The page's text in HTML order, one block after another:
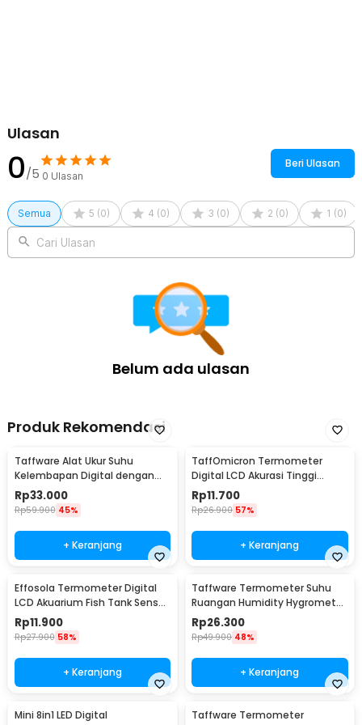
Ulasan
0/5 0 Ulasan
Beri Ulasan
Semua 5 (0) 4 (0) 3 (0) 2 (0) 1 (0)
Cari Ulasan
Belum ada ulasan
Produk Rekomendasi
Taffware Alat Ukur Suhu
Kelembapan Digital dengan
Jam Alarm Kalender - HTC-2
Rp33.000
Rp59.900 45%
+ Keranjang
TaffOmicron Termometer
Digital LCD Akurasi Tinggi
Beeper Oral Ketiak - KT-DT4B
Rp11.700
Rp26.900 57%
+ Keranjang
Effosola Termometer Digital
LCD Akuarium Fish Tank Sensor
Kabel 1M - TPM-10
Rp11.900
Rp27.900 58%
+ Keranjang
Taffware Termometer Suhu
Ruangan Humidity Hygrometer
Clock Calendar - HTC-1
Rp26.300
Rp49.900 48%
+ Keranjang
Mini 8in1 LED Digital
Taffware Termometer